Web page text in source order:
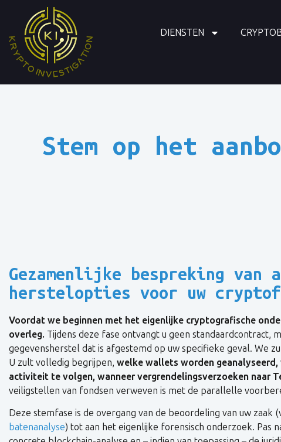
DIENSTEN
Stem op het
Gezamenlijke bespreking
herstelopties voor uw
Voordat we beginnen met het eigenlijke cryptografische
overleg. Tijdens deze fase ontvangt u geen standaardcontract,
gegevensherstel dat is afgestemd op uw specifieke geval. We
U zult volledig begrijpen, welke wallets worden
activiteit te volgen, wanneer vergrendelingsverzoeken naar
veiligstellen van fondsen verweven is met de parallelle
Deze stemfase is de overgang van de beoordeling van uw zaak
batenanalyse) tot aan het eigenlijke forensisch onderzoek. Pas